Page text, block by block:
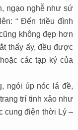
ngạo nghễ như sứ
“ Đến triều đình
không đẹp hơn
thấy ấy, đều được
các tạp ký của
ngói úp nóc lá đề,
trí tinh xảo như
cung điện thời Lý –